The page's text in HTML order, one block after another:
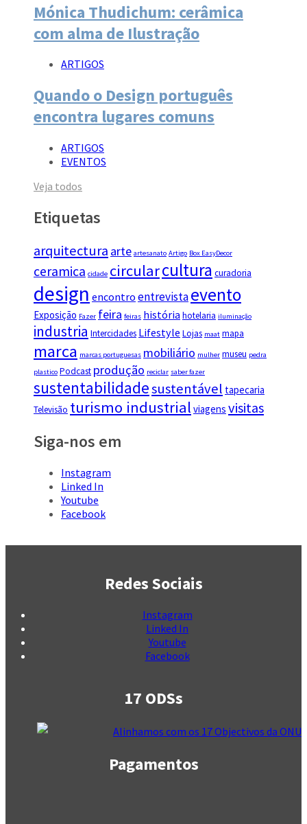
Mónica Thudichum: cerâmica
com alma de Ilustração
ARTIGOS
Quando o Design português
encontra lugares comuns
ARTIGOS
EVENTOS
Veja todos
Etiquetas
arquitectura arte artesanato Artigo Box EasyDecor
ceramica cidade circularcultura curadoria
design encontro entrevistaevento
Exposição Fazer feira feiras históriahotelaria iluminação
industria Intercidades Lifestyle Lojas maat mapa
marca marcas portuguesas mobiliário mulher museu pedra
plastico Podcast produção reciclar saber fazer
sustentabilidadesustentável tapecaria
Televisão turismo industrial viagens visitas
Siga-nos em
Instagram
Linked In
Youtube
Facebook
Redes Sociais
Instagram
Linked In
Youtube
Facebook
17 ODSs
Alinhamos com os 17 Objectivos da ONU
Pagamentos